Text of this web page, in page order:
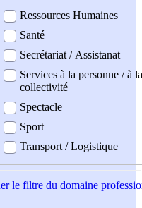
Ressources Humaines
Santé
Secrétariat / Assistanat
Services à la personne / à la
collectivité
Spectacle
Sport
Transport / Logistique
le filtre du domaine